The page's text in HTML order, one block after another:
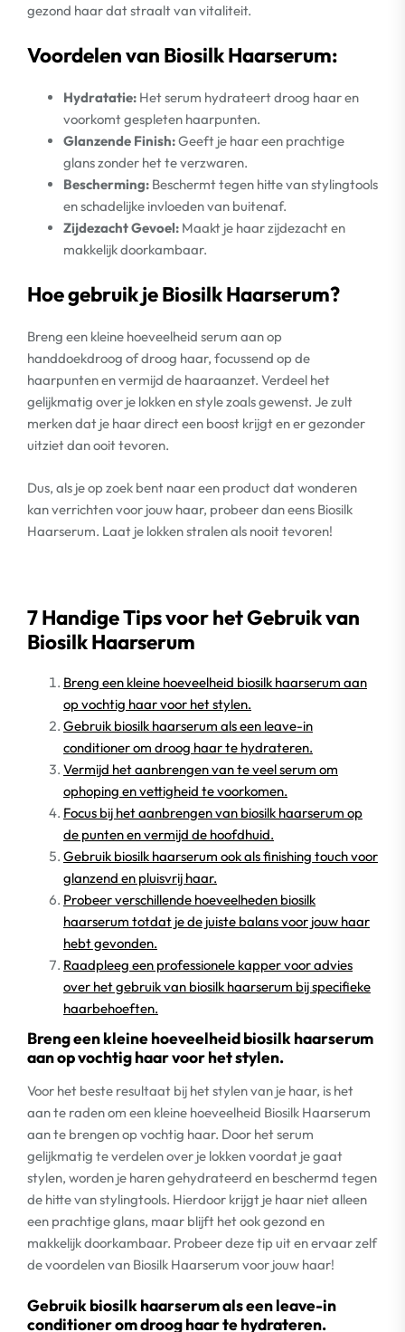
gezond haar dat straalt van vitaliteit.
Voordelen van Biosilk Haarserum:
Hydratatie: Het serum hydrateert droog haar en
voorkomt gespleten haarpunten.
Glanzende Finish:Geeft je haar een prachtige
glans zonder het te verzwaren.
Bescherming: Beschermt tegen hitte van stylingtools
en schadelijke invloeden van buitenaf.
Zijdezacht Gevoel: Maakt je haar zijdezacht en
makkelijk doorkambaar.
Hoe gebruik je Biosilk Haarserum?
Breng een kleine hoeveelheid serum aan op
handdoekdroog of droog haar, focussend op de
haarpunten en vermijd de haaraanzet. Verdeel het
gelijkmatig over je lokken en style zoals gewenst. Je zult
merken dat je haar direct een boost krijgt en er gezonder
uitziet dan ooit tevoren.
Dus, als je op zoek bent naar een product dat wonderen
kan verrichten voor jouw haar, probeer dan eens Biosilk
Haarserum. Laat je lokken stralen als nooit tevoren!
7 Handige Tips voor het Gebruik van
Biosilk Haarserum
Breng een kleine hoeveelheid biosilk haarserum aan
op vochtig haar voor het stylen.
Gebruik biosilk haarserum als een leave-in
conditioner om droog haar te hydrateren.
Vermijd het aanbrengen van te veel serum om
ophoping en vettigheid te voorkomen.
Focus bij het aanbrengen van biosilk haarserum op
de punten en vermijd de hoofdhuid.
Gebruik biosilk haarserum ook als finishing touch voor
glanzend en pluisvrij haar.
Probeer verschillende hoeveelheden biosilk
haarserum totdat je de juiste balans voor jouw haar
hebt gevonden.
Raadpleeg een professionele kapper voor advies
over het gebruik van biosilk haarserum bij specifieke
haarbehoeften.
Breng een kleine hoeveelheid biosilk haarserum
aan op vochtig haar voor het stylen.
Voor het beste resultaat bij het stylen van je haar, is het
aan te raden om een kleine hoeveelheid Biosilk Haarserum
aan te brengen op vochtig haar. Door het serum
gelijkmatig te verdelen over je lokken voordat je gaat
stylen, worden je haren gehydrateerd en beschermd tegen
de hitte van stylingtools. Hierdoor krijgt je haar niet alleen
een prachtige glans, maar blijft het ook gezond en
makkelijk doorkambaar. Probeer deze tip uit en ervaar zelf
de voordelen van Biosilk Haarserum voor jouw haar!
Gebruik biosilk haarserum als een leave-in
conditioner om droog haar te hydrateren.